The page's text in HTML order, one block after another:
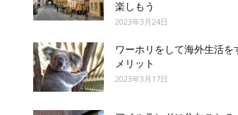
楽しもう
2023年3月24日
ワーホリをして海外生活を
メリット
2023年3月17日